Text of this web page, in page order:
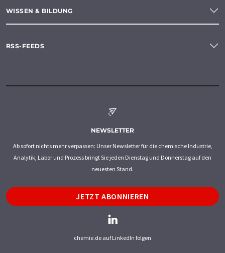
WISSEN & BILDUNG
RSS-FEEDS
NEWSLETTER
Ab sofort nichts mehr verpassen: Unser Newsletter für die chemische Industrie,
Analytik, Labor und Prozess bringt Sie jeden Dienstag und Donnerstag auf den
neuesten Stand.
JETZT ABONNIEREN
chemie.de auf LinkedIn folgen